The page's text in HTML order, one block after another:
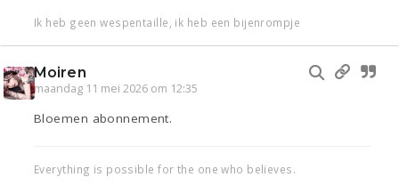
Ik heb geen wespentaille, ik heb een bijenrompje
Moiren
maandag 11 mei 2026 om 12:35
Bloemen abonnement.
Everything is possible for the one who believes.